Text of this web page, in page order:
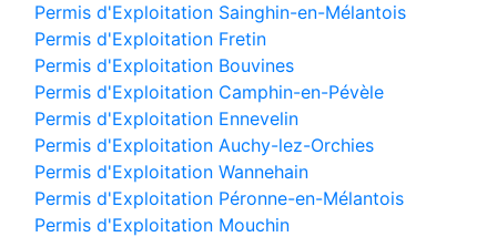
Permis d'Exploitation Sainghin-en-Mélantois
Permis d'Exploitation Fretin
Permis d'Exploitation Bouvines
Permis d'Exploitation Camphin-en-Pévèle
Permis d'Exploitation Ennevelin
Permis d'Exploitation Auchy-lez-Orchies
Permis d'Exploitation Wannehain
Permis d'Exploitation Péronne-en-Mélantois
Permis d'Exploitation Mouchin